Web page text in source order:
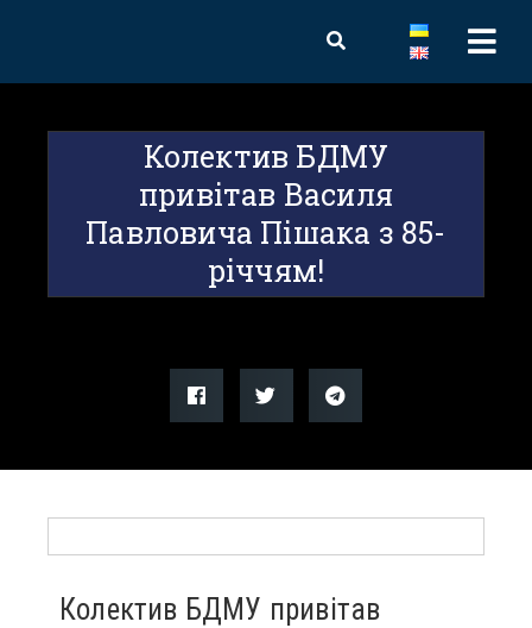
Колектив БДМУ
привітав Василя
Павловича Пішака з 85-
річчям!
Колектив БДМУ привітав